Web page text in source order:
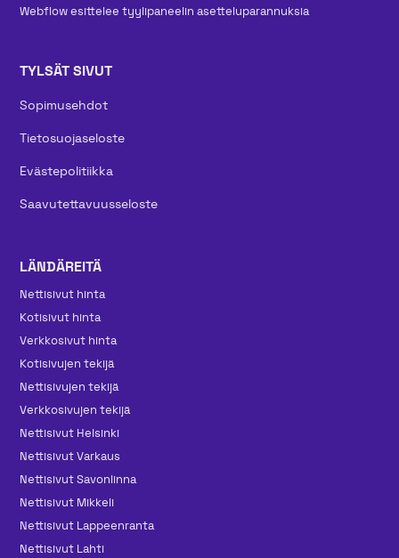
Webflow esittelee tyylipaneelin asetteluparannuksia
TYLSÄT SIVUT
Sopimusehdot
Tietosuojaseloste
Evästepolitiikka
Saavutettavuusseloste
LÄNDÄREITÄ
Nettisivut hinta
Kotisivut hinta
Verkkosivut hinta
Kotisivujen tekijä
Nettisivujen tekijä
Verkkosivujen tekijä
Nettisivut Helsinki
Nettisivut Varkaus
Nettisivut Savonlinna
Nettisivut Mikkeli
Nettisivut Lappeenranta
Nettisivut Lahti